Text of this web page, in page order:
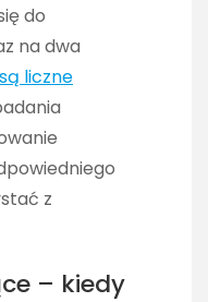
do
na dwa
liczne
z
– kiedy